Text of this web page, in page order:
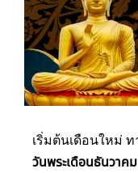
เริ่มต้นเดือนใหม่
วันพระเดือนธันวาค